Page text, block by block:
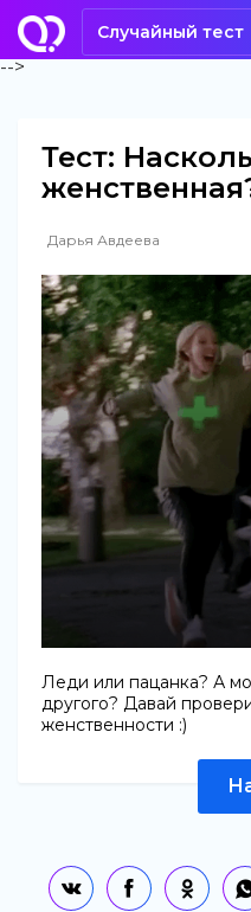
Случайный тест
-->
Тест:
Дарья Авдеева
Леди или пацанка? А
другого? Давай
женственности :)